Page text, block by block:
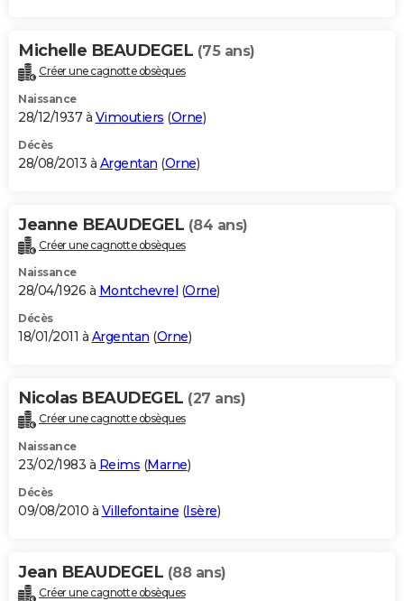
Michelle BEAUDEGEL (75 ans)
Créer une cagnotte obsèques
Naissance
28/12/1937 à Vimoutiers (Orne)
Décès
28/08/2013 à Argentan (Orne)
Jeanne BEAUDEGEL (84 ans)
Créer une cagnotte obsèques
Naissance
28/04/1926 à Montchevrel (Orne)
Décès
18/01/2011 à Argentan (Orne)
Nicolas BEAUDEGEL (27 ans)
Créer une cagnotte obsèques
Naissance
23/02/1983 à Reims (Marne)
Décès
09/08/2010 à Villefontaine (Isère)
Jean BEAUDEGEL (88 ans)
Créer une cagnotte obsèques